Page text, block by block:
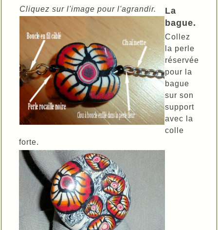
Cliquez sur l'image pour l'agrandir.
La
bague.
Collez
la perle
réservée
pour la
bague
sur son
support
avec la
colle
forte.